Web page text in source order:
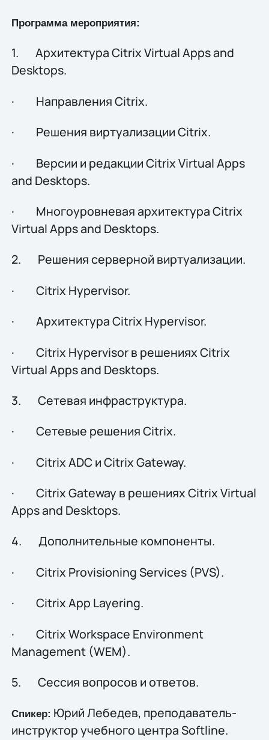
Программа мероприятия:
1. Архитектура Citrix Virtual Apps and
Desktops.
· Направления Citrix.
· Решения виртуализации Citrix.
· Версии и редакции Citrix Virtual Apps
and Desktops.
· Многоуровневая архитектура Citrix
Virtual Apps and Desktops.
2. Решения серверной виртуализации.
· Citrix Hypervisor.
· Архитектура Citrix Hypervisor.
· Citrix Hypervisor в решениях Citrix
Virtual Apps and Desktops.
3. Сетевая инфраструктура.
· Сетевые решения Citrix.
· Citrix ADC и Citrix Gateway.
· Citrix Gateway в решениях Citrix Virtual
Apps and Desktops.
4. Дополнительные компоненты.
· Citrix Provisioning Services (PVS).
· Citrix App Layering.
· Citrix Workspace Environment
Management (WEM).
5. Сессия вопросов и ответов.
Спикер: Юрий Лебедев, преподаватель-
инструктор учебного центра Softline.